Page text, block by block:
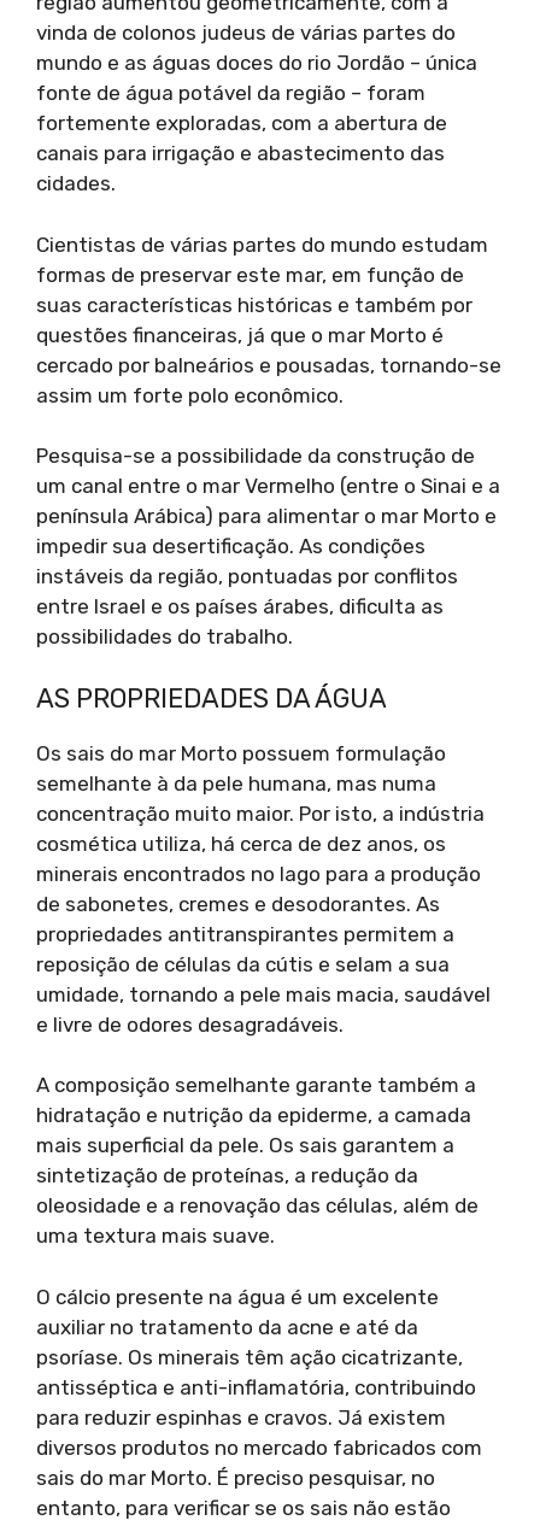
vinda de colonos judeus de várias partes do
mundo e as águas doces do rio Jordão – única
fonte de água potável da região – foram
fortemente exploradas, com a abertura de
canais para irrigação e abastecimento das
cidades.
Cientistas de várias partes do mundo estudam
formas de preservar este mar, em função de
suas características históricas e também por
questões financeiras, já que o mar Morto é
cercado por balneários e pousadas, tornando-se
assim um forte polo econômico.
Pesquisa-se a possibilidade da construção de
um canal entre o mar Vermelho (entre o Sinai e a
península Arábica) para alimentar o mar Morto e
impedir sua desertificação. As condições
instáveis da região, pontuadas por conflitos
entre Israel e os países árabes, dificulta as
possibilidades do trabalho.
AS PROPRIEDADES DA ÁGUA
Os sais do mar Morto possuem formulação
semelhante à da pele humana, mas numa
concentração muito maior. Por isto, a indústria
cosmética utiliza, há cerca de dez anos, os
minerais encontrados no lago para a produção
de sabonetes, cremes e desodorantes. As
propriedades antitranspirantes permitem a
reposição de células da cútis e selam a sua
umidade, tornando a pele mais macia, saudável
e livre de odores desagradáveis.
A composição semelhante garante também a
hidratação e nutrição da epiderme, a camada
mais superficial da pele. Os sais garantem a
sintetização de proteínas, a redução da
oleosidade e a renovação das células, além de
uma textura mais suave.
O cálcio presente na água é um excelente
auxiliar no tratamento da acne e até da
psoríase. Os minerais têm ação cicatrizante,
antisséptica e anti-inflamatória, contribuindo
para reduzir espinhas e cravos. Já existem
diversos produtos no mercado fabricados com
sais do mar Morto. É preciso pesquisar, no
entanto, para verificar se os sais não estão